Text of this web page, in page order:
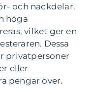
och nackdelar.
höga
vilket ger en
Dessa
privatpersoner
eller
pengar över.